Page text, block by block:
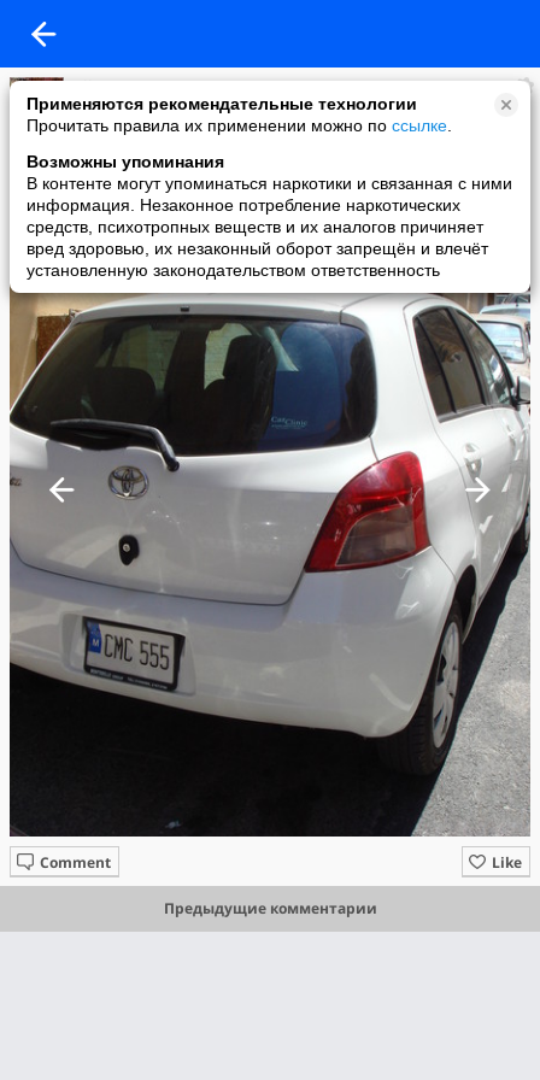
Применяются рекомендательные технологии
Прочитать правила их применении можно по ссылке
Возможны упоминания
В контенте могут упоминаться наркотики и связанная с ними
информация. Незаконное потребление наркотических
средств, психотропных веществ и их аналогов причиняет
вред здоровью, их незаконный оборот запрещён и влечёт
установленную законодательством ответственность
Djim
added a photo
31 May в 02:16
Like
Comment
Предыдущие комментарии